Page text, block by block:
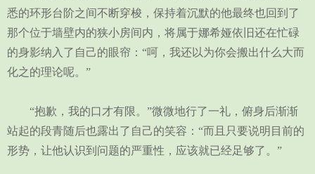
悉的环形台阶之间不断穿梭，保持着沉默的他最终也回到了
那个位于墙壁内的狭小房间内，将属于娜希娅依旧还在忙碌
的身影纳入了自己的眼帘：“呵，我还以为你会搬出什么大而
化之的理论呢。”
“抱歉，我的口才有限。”微微地行了一礼，俯身后渐渐
站起的段青随后也露出了自己的笑容：“而且只要说明目前的
形势，让他认识到问题的严重性，应该就已经足够了。”